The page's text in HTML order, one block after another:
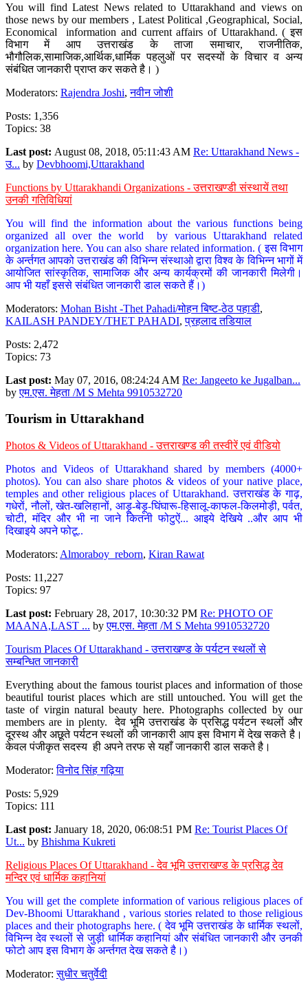
You will find Latest News related to Uttarakhand and views on
those news by our members , Latest Political ,Geographical, Social,
Economical information and current affairs of Uttarakhand. ( इस
विभाग में आप उत्तराखंड के ताजा समाचार, राजनीतिक,
भौगौलिक,सामाजिक,आर्थिक,धार्मिक पहलुओं पर सदस्यों के विचार व अन्य
संबंधित जानकारी प्राप्त कर सकते है। )
Moderators: Rajendra Joshi,नवीन जोशी
Posts: 1,356
Topics: 38
Last post: August 08, 2018, 05:11:43 AM Re: Uttarakhand News -
उ... by Devbhoomi,Uttarakhand
Functions by Uttarakhandi Organizations - उत्तराखण्डी संस्थायें तथा
उनकी गतिविधियां
You will find the information about the various functions being
organized all over the world by various Uttarakhand related
organization here. You can also share related information. ( इस विभाग
के अर्न्तगत आपको उत्तराखंड की विभिन्न संस्थाओ द्वारा विश्व के विभिन्न भागों में
आयोजित सांस्कृतिक, सामाजिक और अन्य कार्यक्रमों की जानकारी मिलेगी।
आप भी यहाँ इससे संबंधित जानकारी डाल सकते हैं।)
Moderators: Mohan Bisht -Thet Pahadi/मोहन बिष्ट-ठेठ पहाडी,
KAILASH PANDEY/THET PAHADI,प्रहलाद तडियाल
Posts: 2,472
Topics: 73
Last post: May 07, 2016, 08:24:24 AM Re: Jangeeto ke Jugalban...
byएम.एस. मेहता /M S Mehta 9910532720
Tourism in Uttarakhand
Photos & Videos of Uttarakhand - उत्तराखण्ड की तस्वीरें एवं वीडियो
Photos and Videos of Uttarakhand shared by members (4000+
photos). You can also share photos & videos of your native place,
temples and other religious places of Uttarakhand. उत्तराखंड के गाढ़,
गधेरों, नौलों, खेत-खलिहानों, आड़ू-बेड़ू-घिंघारू-हिसालू-काफल-किलमोड़ी, पर्वत,
चोटी, मंदिर और भी ना जाने कितनी फोटुऐं... आइये देखिये ..और आप भी
दिखाइये अपने फोटू..
Moderators: Almoraboy_reborn, Kiran Rawat
Posts: 11,227
Topics: 97
Last post: February 28, 2017, 10:30:32 PM Re: PHOTO OF
MAANA,LAST ... byएम.एस. मेहता /M S Mehta 9910532720
Tourism Places Of Uttarakhand - उत्तराखण्ड के पर्यटन स्थलों से
सम्बन्धित जानकारी
Everything about the famous tourist places and information of those
beautiful tourist places which are still untouched. You will get the
taste of virgin natural beauty here. Photographs collected by our
members are in plenty. देव भूमि उत्तराखंड के प्रसिद्ध पर्यटन स्थलों और
दूरस्थ और अछूते पर्यटन स्थलों की जानकारी आप इस विभाग में देख सकते है।
केवल पंजीकृत सदस्य ही अपने तरफ से यहाँ जानकारी डाल सकते है।
Moderator:विनोद सिंह गढ़िया
Posts: 5,929
Topics: 111
Last post: January 18, 2020, 06:08:51 PM Re: Tourist Places Of
Ut... by Bhishma Kukreti
Religious Places Of Uttarakhand - देव भूमि उत्तराखण्ड के प्रसिद्ध देव
मन्दिर एवं धार्मिक कहानियां
You will get the complete information of various religious places of
Dev-Bhoomi Uttarakhand , various stories related to those religious
places and their photographs here. ( देव भूमि उत्तराखंड के धार्मिक स्थलों,
विभिन्न देव स्थलों से जुड़ी धार्मिक कहानियां और संबंधित जानकारी और उनकी
फोटो आप इस विभाग के अर्न्तगत देख सकते है।)
Moderator:सुधीर चतुर्वेदी